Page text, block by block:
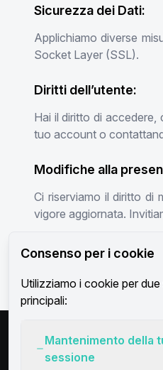
Sicurezza dei Dati:
Applichiamo diverse
Socket Layer (SSL).
Diritti dell’utente:
Hai il diritto di
tuo account o
Modifiche alla
Ci riserviamo il diritto di
vigore aggiornata.
Contattaci:
Se avete domande su
Consenso per i cookie
Utilizziamo i cookie per
principali:
Mantenimento della
sessione